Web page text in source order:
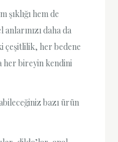
şıklığı hem de
daha da
çeşitlilik, her bedene
her bireyin kendini
bazı ürün